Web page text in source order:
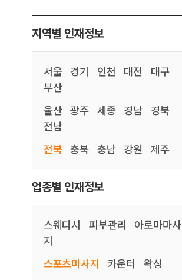
지역별 인재정보
서울 경기 인천 대전
대구
부산
울산
광주 세종 경남
경북
전남
전북
충북 충남 강원 제주
업종별 인재정보
스웨디시 피부관리
아로마마사
지
스포츠마사지
카운터
왁싱